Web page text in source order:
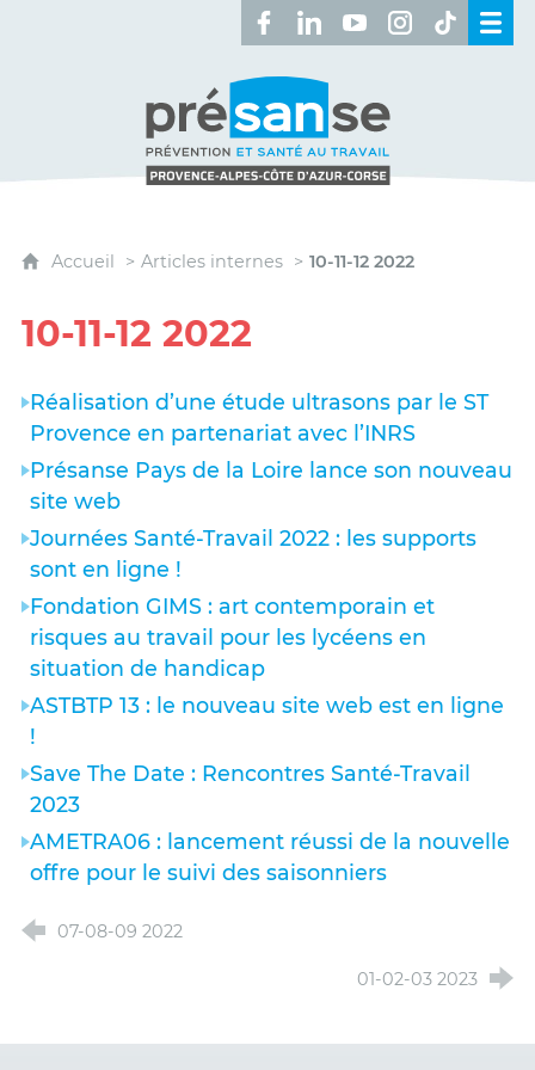
Retrouvez-nous sur Facebook
Retrouvez-nous sur
Retrouvez-nous sur
Retrouvez-
Accueil Articles internes 10-11-12 2022
10-11-12 2022
Réalisation d’une étude ultrasons par le ST
Provence en partenariat avec l’INRS
Présanse Pays de la Loire lance son nouveau
site web
Journées Santé-Travail 2022 : les supports
sont en ligne !
Fondation GIMS : art contemporain et
risques au travail pour les lycéens en
situation de handicap
ASTBTP 13 : le nouveau site web est en ligne
!
Save The Date : Rencontres Santé-Travail
2023
AMETRA06 : lancement réussi de la nouvelle
offre pour le suivi des saisonniers
07-08-09 2022
01-02-03 2023